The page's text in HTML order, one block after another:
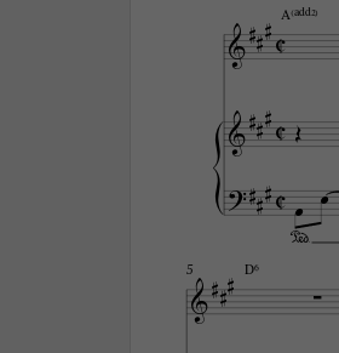
 
5
C
C
C
 A(„ˆˆ2)


 D6


 